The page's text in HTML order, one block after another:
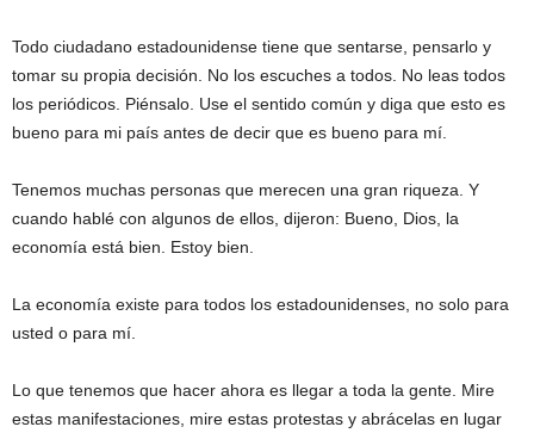
Todo ciudadano estadounidense tiene que sentarse, pensarlo y
tomar su propia decisión. No los escuches a todos. No leas todos
los periódicos. Piénsalo. Use el sentido común y diga que esto es
bueno para mi país antes de decir que es bueno para mí.
Tenemos muchas personas que merecen una gran riqueza. Y
cuando hablé con algunos de ellos, dijeron: Bueno, Dios, la
economía está bien. Estoy bien.
La economía existe para todos los estadounidenses, no solo para
usted o para mí.
Lo que tenemos que hacer ahora es llegar a toda la gente. Mire
estas manifestaciones, mire estas protestas y abrácelas en lugar